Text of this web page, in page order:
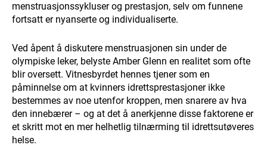
menstruasjonssykluser og prestasjon, selv om funnene
fortsatt er nyanserte og individualiserte.
Ved åpent å diskutere menstruasjonen sin under de
olympiske leker, belyste Amber Glenn en realitet som ofte
blir oversett. Vitnesbyrdet hennes tjener som en
påminnelse om at kvinners idrettsprestasjoner ikke
bestemmes av noe utenfor kroppen, men snarere av hva
den innebærer – og at det å anerkjenne disse faktorene er
et skritt mot en mer helhetlig tilnærming til idrettsutøveres
helse.